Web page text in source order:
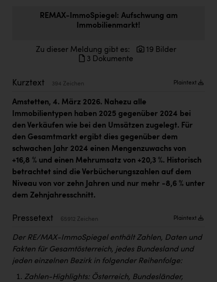
Fristads Austria
HIG Infomotion Group
IFE Austria GmbH
Immotech
INTERSPAR
INTERSPORT Austria
Jesolo
Karin Liedl
KEBA
KIWI Kinderwunsch Institut Dr. Loimer
REMAX-ImmoSpiegel: Aufschwung am
Immobilienmarkt!
Zu dieser Meldung gibt es:
19 Bilder
3 Dokumente
Kurztext 394 Zeichen Plaintext
Amstetten, 4. März 2026. Nahezu alle
Immobilientypen haben 2025 gegenüber 2024 bei
den Verkäufen wie bei den Umsätzen zugelegt. Für
den Gesamtmarkt ergibt dies gegenüber dem
schwachen Jahr 2024 einen Mengenzuwachs von
+16,8 % und einen Mehrumsatz von +20,3 %. Historisch
betrachtet sind die Verbücherungszahlen auf dem
Niveau von vor zehn Jahren und nur mehr -8,6 % unter
dem Zehnjahresschnitt.
Pressetext 65912 Zeichen Plaintext
Der RE/MAX-ImmoSpiegel enthält Zahlen, Daten und
Fakten für Gesamtösterreich, jedes Bundesland und
jeden einzelnen Bezirk in folgender Reihenfolge:
Zahlen-Highlights: Österreich, Bundesländer,